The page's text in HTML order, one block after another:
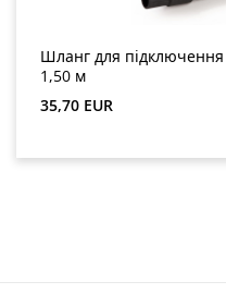
Шланг для
1,50 м
Звичайна ціна:
35,70 EUR